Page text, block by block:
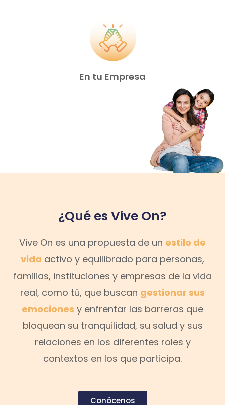
En tu Empresa
¿Qué es Vive On?
Vive On es una propuesta de un estilo de
vida activo y equilibrado para personas,
familias, instituciones y empresas de la vida
real, como tú, que buscan gestionar sus
emociones y enfrentar las barreras que
bloquean su tranquilidad, su salud y sus
relaciones en los diferentes roles y
contextos en los que participa.
Conócenos